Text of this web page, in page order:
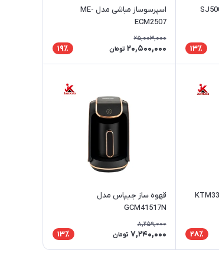
13٪
اسپرسوساز مباشی مدل ME-
ECM2507
25,003,000
20,500,000 تومان 19٪
28٪
قهوه ساز جیپاس مدل
GCM41517N
8,259,000
7,240,000 تومان 13٪